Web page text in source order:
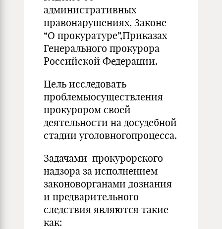
административных
правонарушениях, Законе
“О прокуратуре”,Приказах
Генерального прокурора
Российской Федерации.
Цель исследовать
проблемыосуществления
прокурором своей
деятельности на досудебной
стадии уголовногопроцесса.
Задачами прокурорского
надзора за исполнением
законоворганами дознания
и предварительного
следствия являются такие
как: